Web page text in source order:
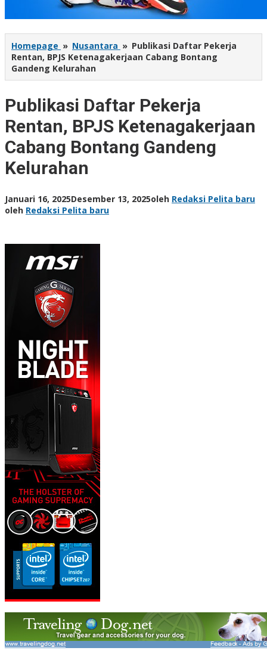
Homepage » Nusantara » Publikasi Daftar Pekerja
Rentan, BPJS Ketenagakerjaan Cabang Bontang
Gandeng Kelurahan
Publikasi Daftar Pekerja
Rentan, BPJS Ketenagakerjaan
Cabang Bontang Gandeng
Kelurahan
Januari 16, 2025Desember 13, 2025oleh Redaksi Pelita baru
oleh Redaksi Pelita baru